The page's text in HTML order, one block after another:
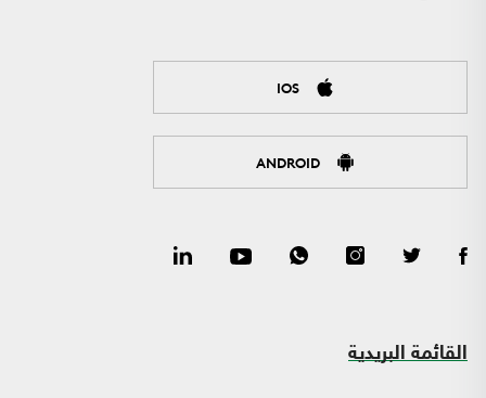
IOS
ANDROID
القائمة البريدية